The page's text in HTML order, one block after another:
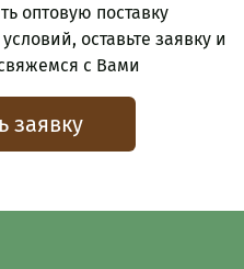
оптовую поставку
оставьте заявку и
с Вами
заявку